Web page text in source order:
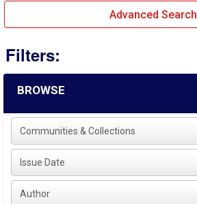
Advanced Search
Filters:
BROWSE
Communities & Collections
Issue Date
Author